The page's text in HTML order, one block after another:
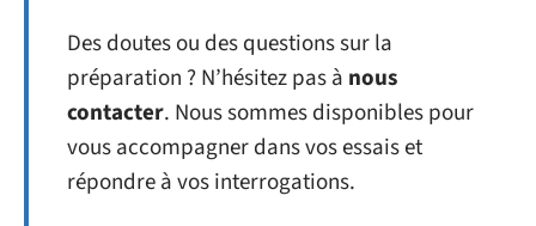
Des doutes ou des questions sur la
préparation ? N’hésitez pas à nous
contacter. Nous sommes disponibles pour
vous accompagner dans vos essais et
répondre à vos interrogations.